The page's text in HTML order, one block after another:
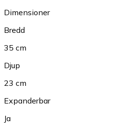
Dimensioner
Bredd
35 cm
Djup
23 cm
Expanderbar
Ja